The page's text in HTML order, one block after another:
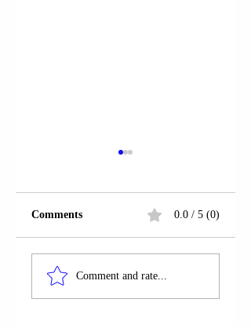
BURIM (ISTOG) |
VIGAN QELAJ U
Comments 0.0 / 5 (0)
Comment and rate...